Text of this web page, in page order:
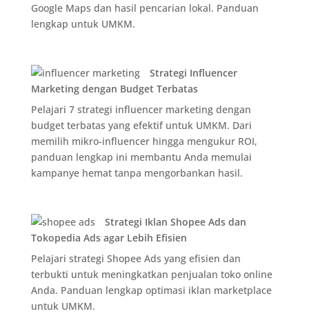
Google Maps dan hasil pencarian lokal. Panduan
lengkap untuk UMKM.
Strategi Influencer
Marketing dengan Budget Terbatas
Pelajari 7 strategi influencer marketing dengan
budget terbatas yang efektif untuk UMKM. Dari
memilih mikro-influencer hingga mengukur ROI,
panduan lengkap ini membantu Anda memulai
kampanye hemat tanpa mengorbankan hasil.
Strategi Iklan Shopee Ads dan
Tokopedia Ads agar Lebih Efisien
Pelajari strategi Shopee Ads yang efisien dan
terbukti untuk meningkatkan penjualan toko online
Anda. Panduan lengkap optimasi iklan marketplace
untuk UMKM.